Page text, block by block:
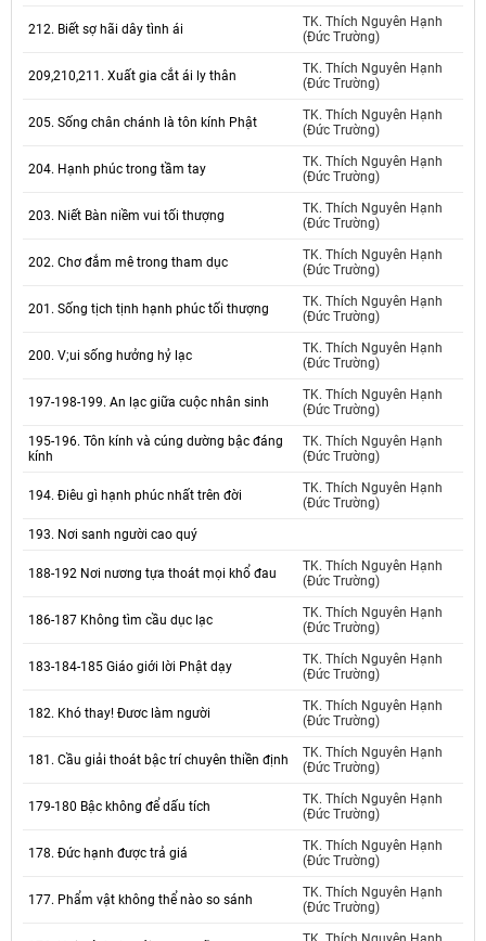
212. Biết sợ hãi dây tình ái
TK. Thích Nguyên Hạnh
(Đức Trường)
209,210,211. Xuất gia cắt ái ly thân
TK. Thích Nguyên Hạnh
(Đức Trường)
205. Sống chân chánh là tôn kính Phật
TK. Thích Nguyên Hạnh
(Đức Trường)
204. Hạnh phúc trong tầm tay
TK. Thích Nguyên Hạnh
(Đức Trường)
203. Niết Bàn niềm vui tối thượng
TK. Thích Nguyên Hạnh
(Đức Trường)
202. Chơ đắm mê trong tham dục
TK. Thích Nguyên Hạnh
(Đức Trường)
201. Sống tịch tịnh hạnh phúc tối thượng
TK. Thích Nguyên Hạnh
(Đức Trường)
200. V;ui sống hưởng hỷ lạc
TK. Thích Nguyên Hạnh
(Đức Trường)
197-198-199. An lạc giữa cuộc nhân sinh
TK. Thích Nguyên Hạnh
(Đức Trường)
195-196. Tôn kính và cúng dường bậc đáng
kính
TK. Thích Nguyên Hạnh
(Đức Trường)
194. Điêu gì hạnh phúc nhất trên đời
TK. Thích Nguyên Hạnh
(Đức Trường)
193. Nơi sanh người cao quý
188-192 Nơi nương tựa thoát mọi khổ đau
TK. Thích Nguyên Hạnh
(Đức Trường)
186-187 Không tìm cầu dục lạc
TK. Thích Nguyên Hạnh
(Đức Trường)
183-184-185 Giáo giới lời Phật dạy
TK. Thích Nguyên Hạnh
(Đức Trường)
182. Khó thay! Đươc làm người
TK. Thích Nguyên Hạnh
(Đức Trường)
181. Cầu giải thoát bậc trí chuyên thiền định
TK. Thích Nguyên Hạnh
(Đức Trường)
179-180 Bậc không để dấu tích
TK. Thích Nguyên Hạnh
(Đức Trường)
178. Đức hạnh được trả giá
TK. Thích Nguyên Hạnh
(Đức Trường)
177. Phẩm vật không thể nào so sánh
TK. Thích Nguyên Hạnh
(Đức Trường)